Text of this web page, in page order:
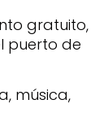
gratuito,
puerto de
música,